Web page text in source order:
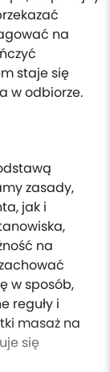
na
staje się
w odbiorze.
zasady,
jak i
na
w sposób,
reguły i
masaż na
się